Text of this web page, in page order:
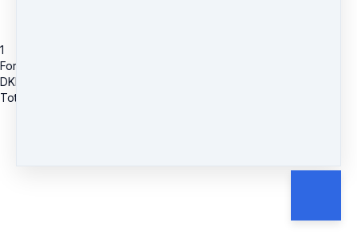
1
Fordybere og Tests
DKK
Total due